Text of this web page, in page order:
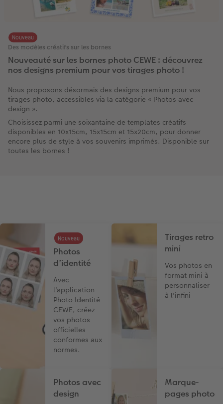
Nouveau
Des modèles créatifs sur les bornes
Nouveauté sur les bornes photo CEWE : découvrez
nos designs premium pour vos tirages photo !
Nous proposons désormais des designs premium pour vos
tirages photo, accessibles via la catégorie « Photos avec
design ».
Choisissez parmi une soixantaine de templates créatifs
disponibles en 10x15cm, 15x15cm et 15x20cm, pour donner
encore plus de style à vos souvenirs imprimés. Disponible sur
toutes les bornes !
Photos
d’identité
Avec
l'application
Photo Identité
CEWE, créez
vos photos
officielles
conformes aux
normes.
Nouveau
Tirages retro
mini
Vos photos en
format mini à
personnaliser
à l'infini
Photos avec
design
Marque-
pages photo